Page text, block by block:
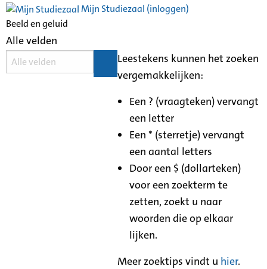
Mijn Studiezaal (inloggen)
Beeld en geluid
Alle velden
Leestekens kunnen het zoeken
vergemakkelijken:
Een ? (vraagteken) vervangt
een letter
Een * (sterretje) vervangt
een aantal letters
Door een $ (dollarteken)
voor een zoekterm te
zetten, zoekt u naar
woorden die op elkaar
lijken.
Meer zoektips vindt u hier.